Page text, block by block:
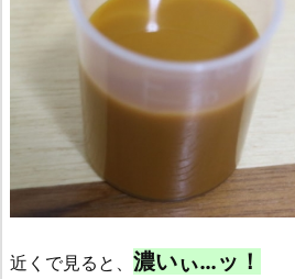
近くで見ると、 濃いぃ…ッ！